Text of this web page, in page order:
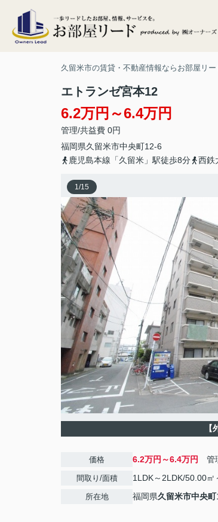
久留米市の賃貸・不動産情報ならお部屋リー
エトランゼ宮本12
6.2万円～6.4万円
管理/共益費 0円
福岡県久留米市中央町12-6
鹿児島本線「久留米」駅徒歩8分
西鉄
1/15
【
価格 6.2万円～6.4万円 管
間取り/面積 1LDK～2LDK/50.00㎡
所在地 福岡県久留米市中央町